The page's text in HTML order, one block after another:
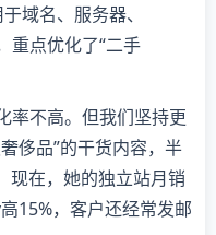
域名、服务器、
重点优化了“二手
率不高。但我们坚持更
侈品”的干货内容，半
现在，她的独立站月销
15%，客户还经常发邮